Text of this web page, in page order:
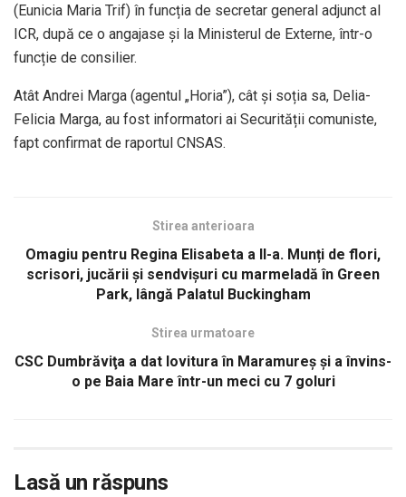
(Eunicia Maria Trif) în funcția de secretar general adjunct al
ICR, după ce o angajase și la Ministerul de Externe, într-o
funcție de consilier.
Atât Andrei Marga (agentul „Horia”), cât și soția sa, Delia-
Felicia Marga, au fost informatori ai Securității comuniste,
fapt confirmat de raportul CNSAS.
Stirea anterioara
Omagiu pentru Regina Elisabeta a II-a. Munți de flori,
scrisori, jucării şi sendvişuri cu marmeladă în Green
Park, lângă Palatul Buckingham
Stirea urmatoare
CSC Dumbrăviţa a dat lovitura în Maramureş și a învins-
o pe Baia Mare într-un meci cu 7 goluri
Lasă un răspuns